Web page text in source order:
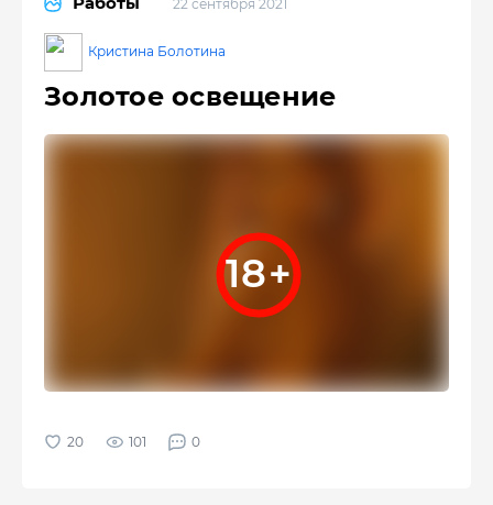
22 сентября 2021
Кристина Болотина
Золотое освещение
101 0